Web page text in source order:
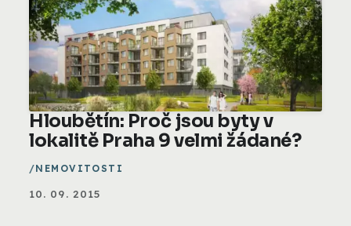
Hloubětín: Proč jsou byty v
lokalitě Praha 9 velmi žádané?
NEMOVITOSTI
10. 09. 2015